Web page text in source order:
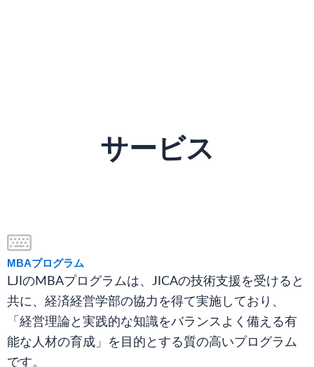
サービス
MBAプログラム
LJIのMBAプログラムは、JICAの技術支援を受けると
共に、経済経営学部の協力を得て実施しており、
「経営理論と実践的な知識をバランスよく備える有
能な人材の育成」を目的とする質の高いプログラム
です。